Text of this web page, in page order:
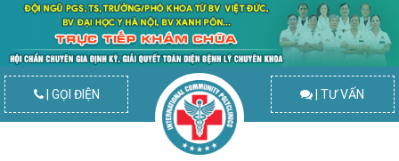
| GỌI ĐIỆN | TƯ VẤN